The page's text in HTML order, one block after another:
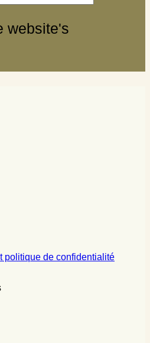
website's
politique de confidentialité